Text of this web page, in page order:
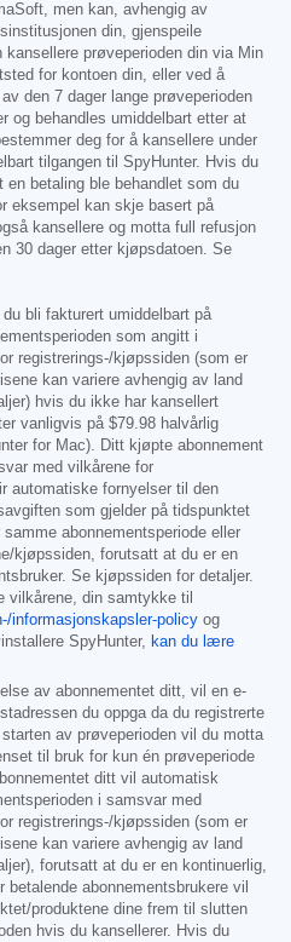
men kan, avhengig av
din, gjenspeile
kansellere prøveperioden din via Min
for kontoen din, eller ved å
den 7 dager lange prøveperioden
og behandles umiddelbart etter at
deg for å kansellere under
tilgangen til SpyHunter. Hvis du
en betaling ble behandlet som du
eksempel kan skje basert på
kansellere og motta full refusjon
30 dager etter kjøpsdatoen. Se
bli fakturert umiddelbart på
som angitt i
registrerings-/kjøpssiden (som er
kan variere avhengig av land
hvis du ikke har kansellert
vanligvis på $79.98 halvårlig
for Mac). Ditt kjøpte abonnement
med vilkårene for
automatiske fornyelser til den
som gjelder på tidspunktet
abonnementsperiode eller
kjøpssiden, forutsatt at du er en
Se kjøpssiden for detaljer.
vilkårene, din samtykke til
informasjonskapsler-policy og
SpyHunter, kan du lære
av abonnementet ditt, vil en e-
du oppga da du registrerte
av prøveperioden vil du motta
til bruk for kun én prøveperiode
ditt vil automatisk
i samsvar med
registrerings-/kjøpssiden (som er
kan variere avhengig av land
forutsatt at du er en kontinuerlig,
abonnementsbrukere vil
produktene dine frem til slutten
hvis du kansellerer. Hvis du